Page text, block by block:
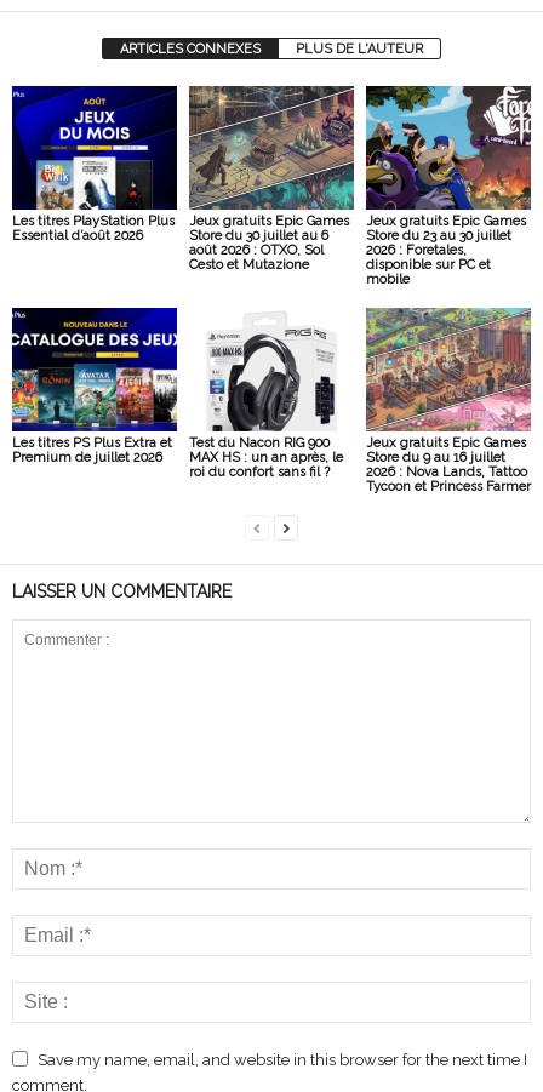
ARTICLES CONNEXES PLUS DE L'AUTEUR
Les titres PlayStation Plus
Essential d’août 2026
Jeux gratuits Epic Games
Store du 30 juillet au 6
août 2026 : OTXO, Sol
Cesto et Mutazione
Jeux gratuits Epic Games
Store du 23 au 30 juillet
2026 : Foretales,
disponible sur PC et
mobile
Les titres PS Plus Extra et
Premium de juillet 2026
Test du Nacon RIG 900
MAX HS : un an après, le
roi du confort sans fil ?
Jeux gratuits Epic Games
Store du 9 au 16 juillet
2026 : Nova Lands, Tattoo
Tycoon et Princess Farmer
LAISSER UN COMMENTAIRE
Save my name, email, and website in this browser for the next time I
comment.